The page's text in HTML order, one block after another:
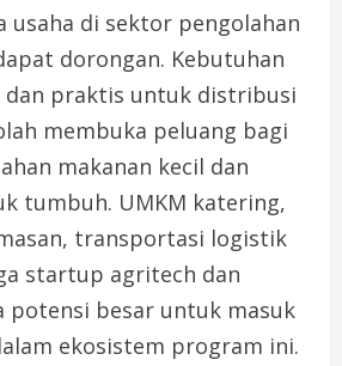
usaha di sektor pengolahan
dorongan. Kebutuhan
dan praktis untuk distribusi
membuka peluang bagi
makanan kecil dan
tumbuh. UMKM katering,
transportasi logistik
startup agritech dan
potensi besar untuk masuk
ekosistem program ini.